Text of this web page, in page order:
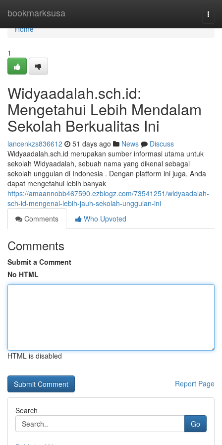
bookmarksusa
Home
Home
1
Widyaadalah.sch.id:
Mengetahui Lebih Mendalam
Sekolah Berkualitas Ini
lancenkzs836612 51 days ago News
Discuss
Widyaadalah.sch.id merupakan sumber informasi utama untuk
sekolah Widyaadalah, sebuah nama yang dikenal sebagai
sekolah unggulan di Indonesia . Dengan platform ini juga, Anda
dapat mengetahui lebih banyak
https://amaannobb467590.ezblogz.com/73541251/widyaadalah-
sch-id-mengenal-lebih-jauh-sekolah-unggulan-ini
Comments
Who Upvoted
Comments
Submit a Comment
No HTML
HTML is disabled
Report Page
Search
Go